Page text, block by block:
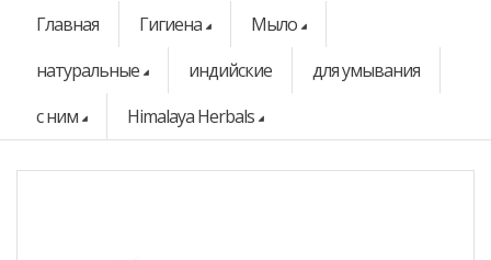
Главная Гигиена
Мыло
натуральные
индийские
для умывания
с ним
Himalaya Herbals